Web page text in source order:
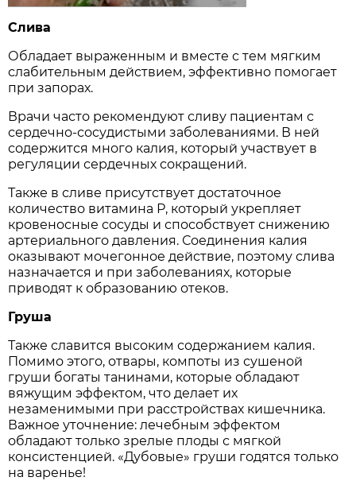
Слива
Обладает выраженным и вместе с тем мягким
слабительным действием, эффективно помогает
при запорах.
Врачи часто рекомендуют сливу пациентам с
сердечно-сосудистыми заболеваниями. В ней
содержится много калия, который участвует в
регуляции сердечных сокращений.
Также в сливе присутствует достаточное
количество витамина Р, который укрепляет
кровеносные сосуды и способствует снижению
артериального давления. Соединения калия
оказывают мочегонное действие, поэтому слива
назначается и при заболеваниях, которые
приводят к образованию отеков.
Груша
Также славится высоким содержанием калия.
Помимо этого, отвары, компоты из сушеной
груши богаты танинами, которые обладают
вяжущим эффектом, что делает их
незаменимыми при расстройствах кишечника.
Важное уточнение: лечебным эффектом
обладают только зрелые плоды с мягкой
консистенцией. «Дубовые» груши годятся только
на варенье!